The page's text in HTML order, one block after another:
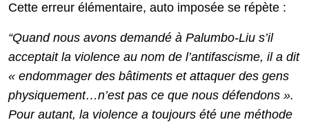
Cette erreur élémentaire, auto imposée se répète :
“Quand nous avons demandé à Palumbo-Liu s’il
acceptait la violence au nom de l’antifascisme, il a dit
« endommager des bâtiments et attaquer des gens
physiquement…n’est pas ce que nous défendons ».
Pour autant, la violence a toujours été une méthode